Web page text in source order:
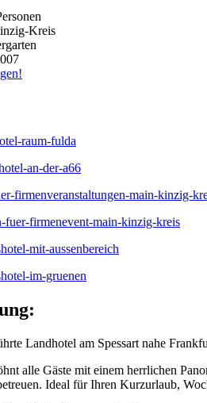
Kreis
Landhotel am Spessart nahe
alle Gäste mit einem herrlichen
Ideal für Ihren Kurzurlaub,